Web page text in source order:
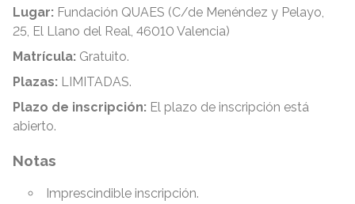
Lugar: Fundación QUAES (C/de Menéndez y Pelayo,
25, El Llano del Real, 46010 Valencia)
Matrícula: Gratuito.
Plazas: LIMITADAS.
Plazo de inscripción: El plazo de inscripción está
abierto.
Notas
Imprescindible inscripción.